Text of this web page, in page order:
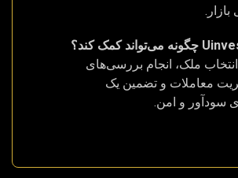
انتخاب ملک، انجام بررسی‌های
معاملات و تضمین یک
سودآور و امن.